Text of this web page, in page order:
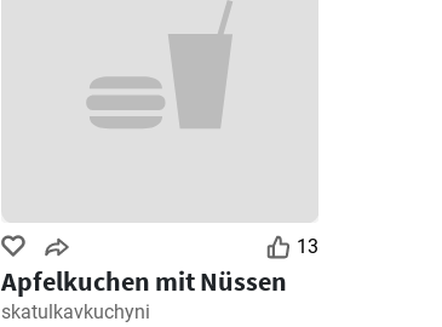
13
Apfelkuchen mit Nüssen
skatulkavkuchyni